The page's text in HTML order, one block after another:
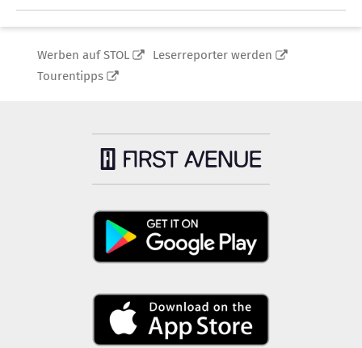
Werben auf STOL
Leserreporter werden
Tourentipps